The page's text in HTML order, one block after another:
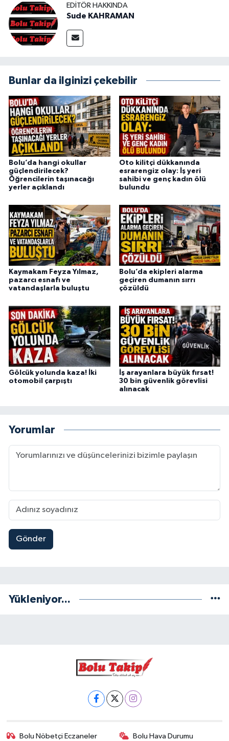
EDITÖR HAKKINDA
Sude KAHRAMAN
Bunlar da ilginizi çekebilir
Bolu’da hangi okullar
güçlendirilecek?
Öğrencilerin taşınacağı
yerler açıklandı
Oto kilitçi dükkanında
esrarengiz olay: İş yeri
sahibi ve genç kadın ölü
bulundu
Kaymakam Feyza Yılmaz,
pazarcı esnafı ve
vatandaşlarla buluştu
Bolu’da ekipleri alarma
geçiren dumanın sırrı
çözüldü
Gölcük yolunda kaza! İki
otomobil çarpıştı
İş arayanlara büyük fırsat!
30 bin güvenlik görevlisi
alınacak
Yorumlar
Gönder
Yükleniyor...
Bolu Nöbetçi Eczaneler Bolu Hava Durumu